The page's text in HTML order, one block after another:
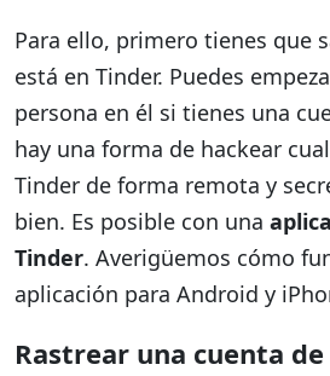
Para ello, primero tienes que
está en Tinder. Puedes
persona en él si tienes una
hay una forma de hackear
Tinder de forma remota y
bien. Es posible con una
Tinder. Averigüemos cómo
aplicación para Android y
Rastrear una cuenta